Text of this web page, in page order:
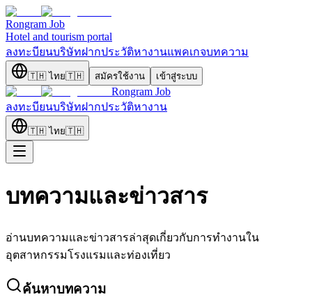
Rongram Job
Hotel and tourism portal
ลงทะบียนบริษัทฝากประวัติหางานแพคเกจบทความ
🇹🇭 ไทย🇹🇭 สมัครใช้งาน เข้าสู่ระบบ
Rongram Job
ลงทะบียนบริษัทฝากประวัติหางาน
🇹🇭 ไทย🇹🇭
บทความและข่าวสาร
อ่านบทความและข่าวสารล่าสุดเกี่ยวกับการทำงานใน
อุตสาหกรรมโรงแรมและท่องเที่ยว
ค้นหาบทความ